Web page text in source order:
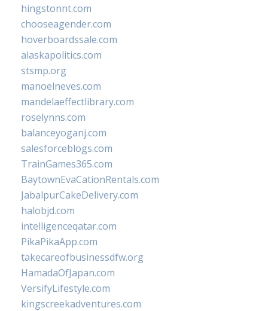
hingstonnt.com
chooseagender.com
hoverboardssale.com
alaskapolitics.com
stsmp.org
manoelneves.com
mandelaeffectlibrary.com
roselynns.com
balanceyoganj.com
salesforceblogs.com
TrainGames365.com
BaytownEvaCationRentals.com
JabalpurCakeDelivery.com
halobjd.com
intelligenceqatar.com
PikaPikaApp.com
takecareofbusinessdfw.org
HamadaOfJapan.com
VersifyLifestyle.com
kingscreekadventures.com